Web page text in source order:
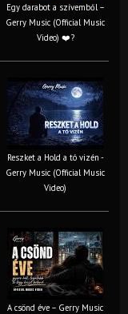
Egy darabot a szívemből –
Gerry Music (Official Music
Video) ❤️?
Reszket a Hold a tó vizén -
Gerry Music (Official Music
Video)
A csönd éve – Gerry Music